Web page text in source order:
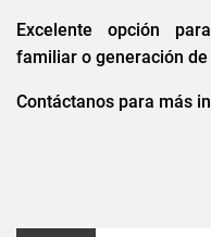
Excelente opción
familiar o generación
Contáctanos para más